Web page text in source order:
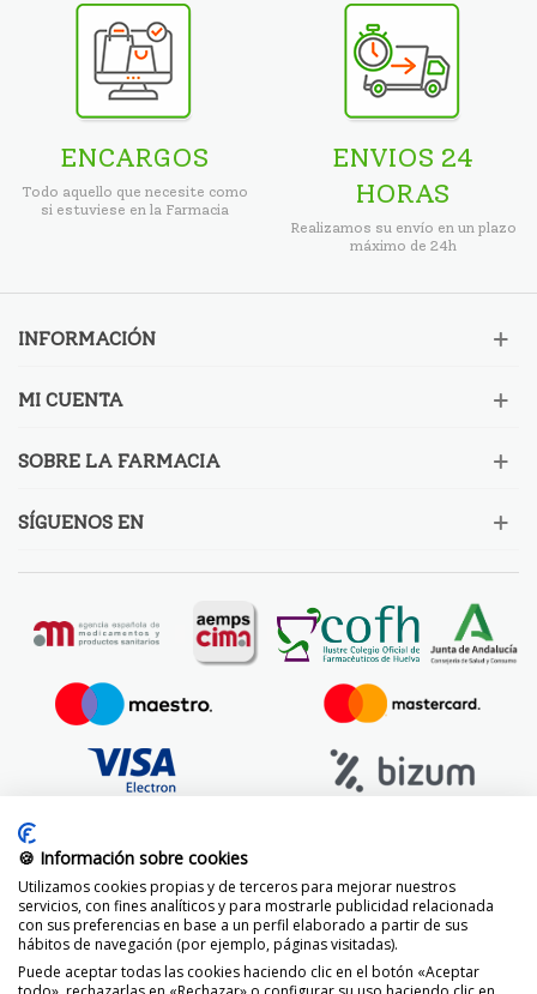
ENCARGOS
Todo aquello que necesite como
si estuviese en la Farmacia
ENVIOS 24
HORAS
Realizamos su envío en un plazo
máximo de 24h
INFORMACIÓN
MI CUENTA
SOBRE LA FARMACIA
SÍGUENOS EN
🍪 Información sobre cookies
Utilizamos cookies propias y de terceros para mejorar nuestros
servicios, con fines analíticos y para mostrarle publicidad relacionada
con sus preferencias en base a un perfil elaborado a partir de sus
hábitos de navegación (por ejemplo, páginas visitadas).
Puede aceptar todas las cookies haciendo clic en el botón «Aceptar